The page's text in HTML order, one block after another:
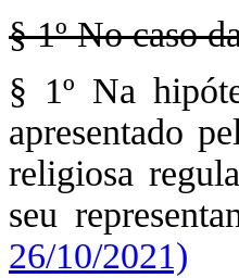
§ 1º No caso
§ 1º Na
apresentado
religiosa
seu
26/10/2021)